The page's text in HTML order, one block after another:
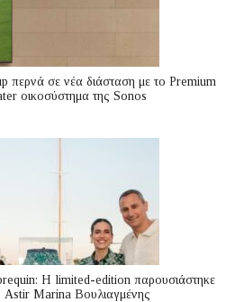
περνά σε νέα διάσταση με το Premium
οικοσύστημα της Sonos
Η limited-edition παρουσιάστηκε
Astir Marina Βουλιαγμένης